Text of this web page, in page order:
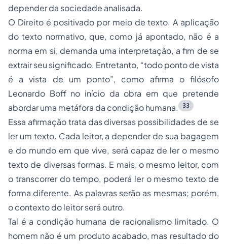
depender da sociedade analisada.
O Direito é positivado por meio de texto. A aplicação
do texto normativo, que, como já apontado, não é a
norma em si, demanda uma interpretação, a fim de se
extrair seu significado. Entretanto, “todo ponto de vista
é a vista de um ponto”, como afirma o filósofo
Leonardo Boff no início da obra em que pretende
abordar uma metáfora da condição humana.
33
Essa afirmação trata das diversas possibilidades de se
ler um texto. Cada leitor, a depender de sua bagagem
e do mundo em que vive, será capaz de ler o mesmo
texto de diversas formas. E mais, o mesmo leitor, com
o transcorrer do tempo, poderá ler o mesmo texto de
forma diferente. As palavras serão as mesmas; porém,
o contexto do leitor será outro.
Tal é a condição humana de racionalismo limitado. O
homem não é um produto acabado, mas resultado do